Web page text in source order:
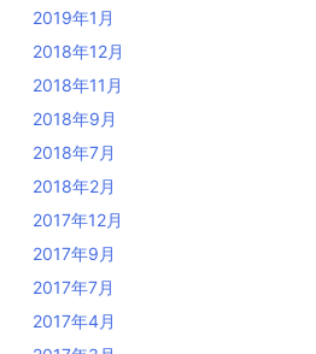
2019年1月
2018年12月
2018年11月
2018年9月
2018年7月
2018年2月
2017年12月
2017年9月
2017年7月
2017年4月